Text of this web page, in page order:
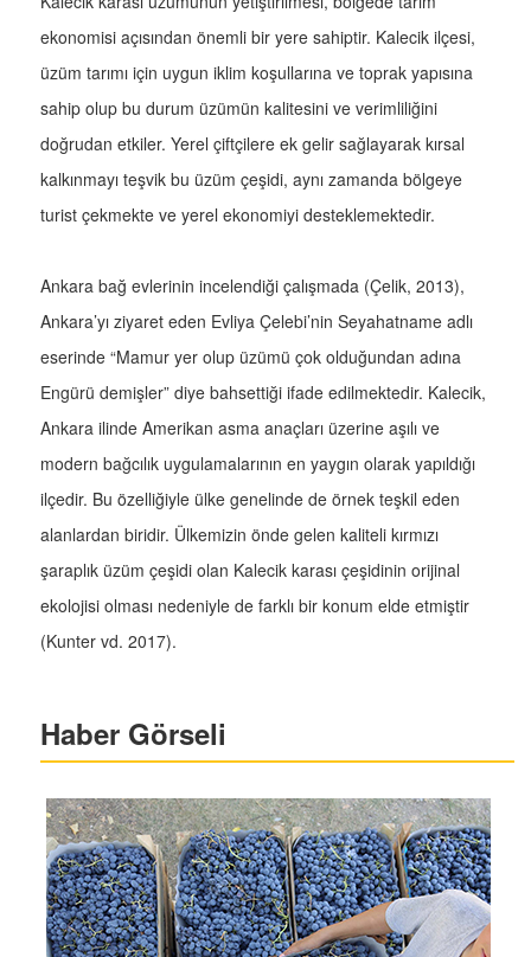
ekonomisi açısından önemli bir yere sahiptir. Kalecik ilçesi,
üzüm tarımı için uygun iklim koşullarına ve toprak yapısına
sahip olup bu durum üzümün kalitesini ve verimliliğini
doğrudan etkiler. Yerel çiftçilere ek gelir sağlayarak kırsal
kalkınmayı teşvik bu üzüm çeşidi, aynı zamanda bölgeye
turist çekmekte ve yerel ekonomiyi desteklemektedir.
Ankara bağ evlerinin incelendiği çalışmada (Çelik, 2013),
Ankara’yı ziyaret eden Evliya Çelebi’nin Seyahatname adlı
eserinde “Mamur yer olup üzümü çok olduğundan adına
Engürü demişler” diye bahsettiği ifade edilmektedir. Kalecik,
Ankara ilinde Amerikan asma anaçları üzerine aşılı ve
modern bağcılık uygulamalarının en yaygın olarak yapıldığı
ilçedir. Bu özelliğiyle ülke genelinde de örnek teşkil eden
alanlardan biridir. Ülkemizin önde gelen kaliteli kırmızı
şaraplık üzüm çeşidi olan Kalecik karası çeşidinin orijinal
ekolojisi olması nedeniyle de farklı bir konum elde etmiştir
(Kunter vd. 2017).
Haber Görseli